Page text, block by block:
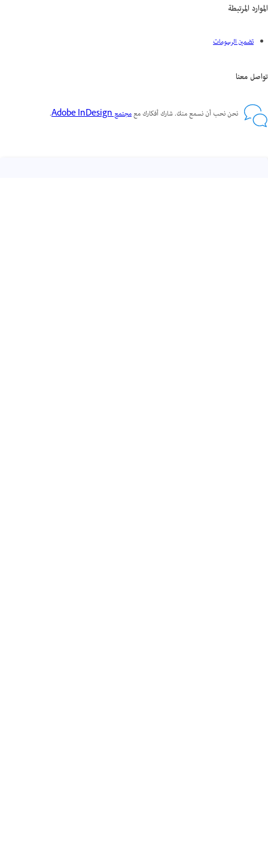
الموارد المرتبطة
تضمين الرسومات
تواصل معنا
نحن نحب أن نسمع منك. شارك أفكارك معمجتمع Adobe InDesign .